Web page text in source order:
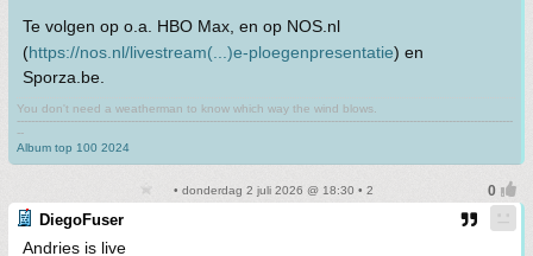
Te volgen op o.a. HBO Max, en op NOS.nl
(https://nos.nl/livestream(...)e-ploegenpresentatie) en
Sporza.be.
You don't need a weatherman to know which way the wind blows.
-------------------------------------------------------------------------------------------------------------------------------------------
--
Album top 100 2024
• donderdag 2 juli 2026 @ 18:30 • 2
DiegoFuser
Andries is live